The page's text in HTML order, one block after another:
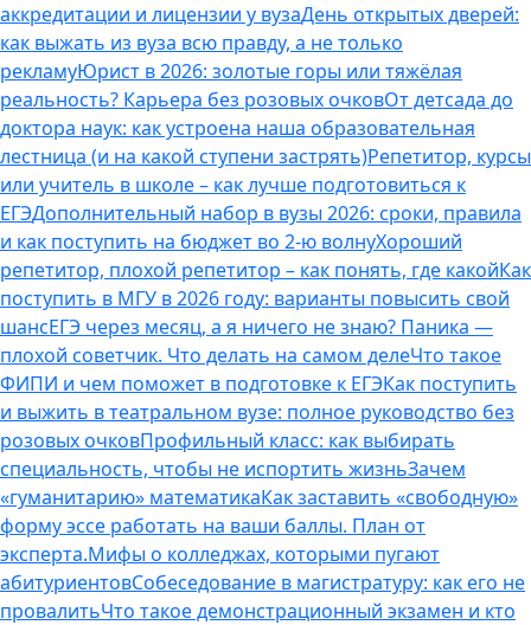
аккредитации и лицензии у вузаДень открытых дверей:
как выжать из вуза всю правду, а не только
рекламуЮрист в 2026: золотые горы или тяжёлая
реальность? Карьера без розовых очковОт детсада до
доктора наук: как устроена наша образовательная
лестница (и на какой ступени застрять)Репетитор, курсы
или учитель в школе – как лучше подготовиться к
ЕГЭДополнительный набор в вузы 2026: сроки, правила
и как поступить на бюджет во 2‑ю волнуХороший
репетитор, плохой репетитор – как понять, где какойКак
поступить в МГУ в 2026 году: варианты повысить свой
шансЕГЭ через месяц, а я ничего не знаю? Паника —
плохой советчик. Что делать на самом делеЧто такое
ФИПИ и чем поможет в подготовке к ЕГЭКак поступить
и выжить в театральном вузе: полное руководство без
розовых очковПрофильный класс: как выбирать
специальность, чтобы не испортить жизньЗачем
«гуманитарию» математикаКак заставить «свободную»
форму эссе работать на ваши баллы. План от
эксперта.Мифы о колледжах, которыми пугают
абитуриентовСобеседование в магистратуру: как его не
провалитьЧто такое демонстрационный экзамен и кто